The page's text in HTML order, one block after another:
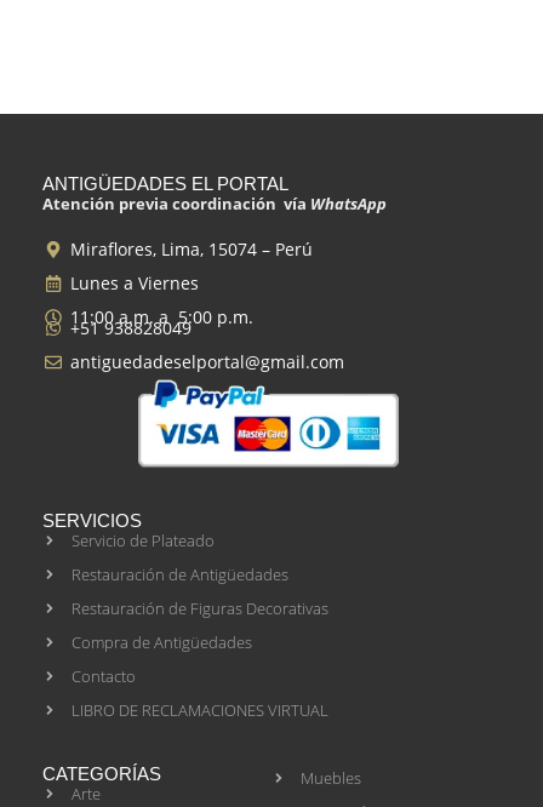
ANTIGÜEDADES EL PORTAL
Atención previa coordinación vía WhatsApp
Miraflores, Lima, 15074 – Perú
Lunes a Viernes
11:00 a.m. a 5:00 p.m.
+51 938828049
antiguedadeselportal@gmail.com
SERVICIOS
Servicio de Plateado
Restauración de Antigüedades
Restauración de Figuras Decorativas
Compra de Antigüedades
Contacto
LIBRO DE RECLAMACIONES VIRTUAL
CATEGORÍAS
Arte
Muebles